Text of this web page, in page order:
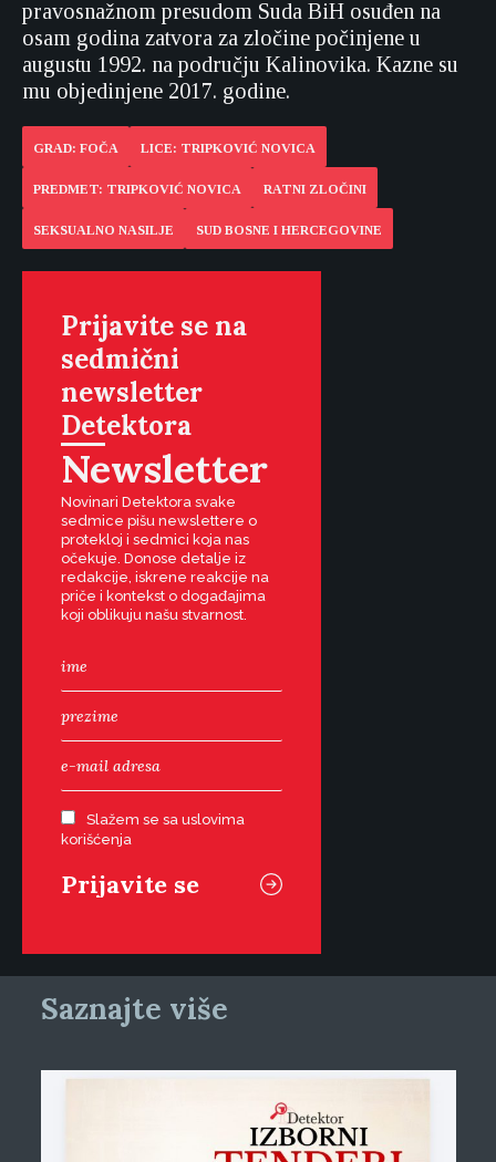
pravosnažnom presudom Suda BiH osuđen na
osam godina zatvora za zločine počinjene u
augustu 1992. na području Kalinovika. Kazne su
mu objedinjene 2017. godine.
GRAD: FOČA LICE: TRIPKOVIĆ NOVICA
PREDMET: TRIPKOVIĆ NOVICA RATNI ZLOČINI
SEKSUALNO NASILJE SUD BOSNE I HERCEGOVINE
Prijavite se na
sedmični
newsletter
Detektora
Newsletter
Novinari Detektora svake
sedmice pišu newslettere o
protekloj i sedmici koja nas
očekuje. Donose detalje iz
redakcije, iskrene reakcije na
priče i kontekst o događajima
koji oblikuju našu stvarnost.
Slažem se sa uslovima
korišćenja
Saznajte više